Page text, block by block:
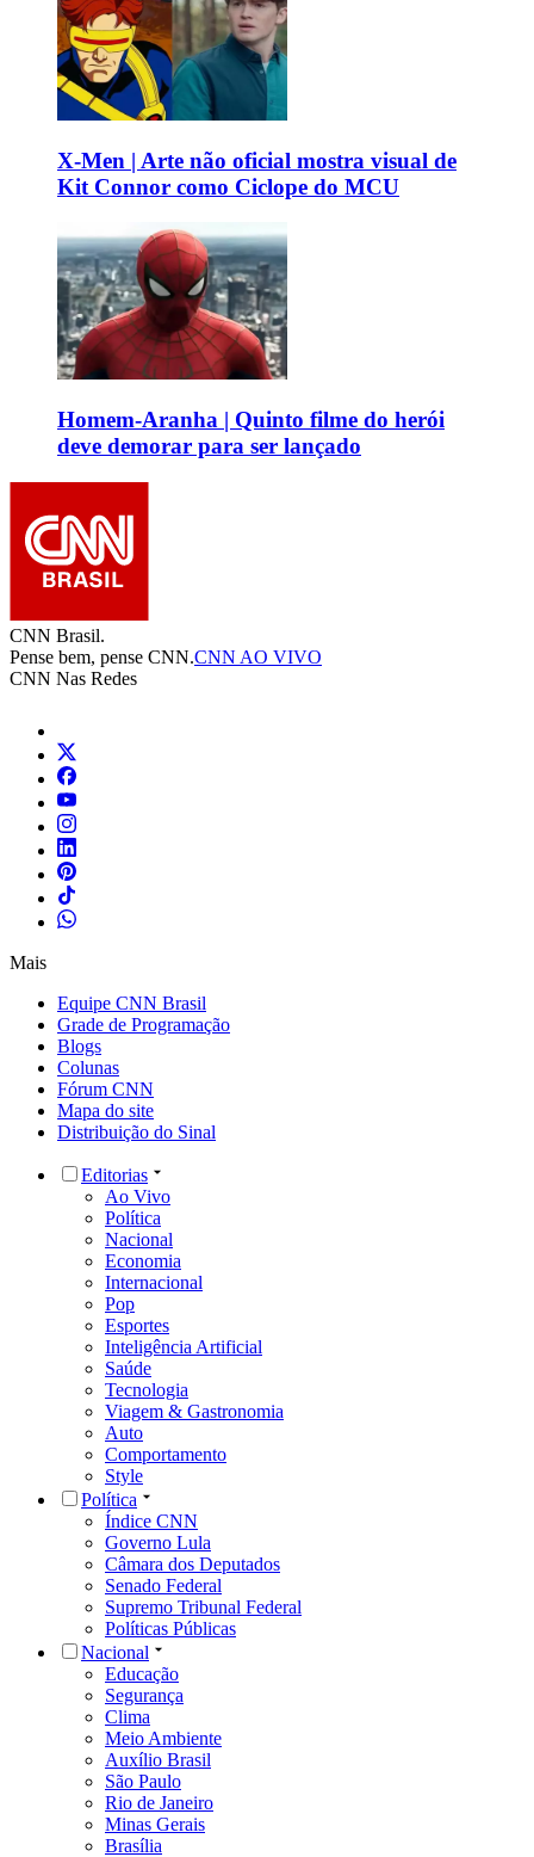
X-Men | Arte não oficial mostra visual de
Kit Connor como Ciclope do MCU
Homem-Aranha | Quinto filme do herói
deve demorar para ser lançado
CNN Brasil.
Pense bem, pense CNN.CNN AO VIVO
CNN Nas Redes
Mais
Equipe CNN Brasil
Grade de Programação
Blogs
Colunas
Fórum CNN
Mapa do site
Distribuição do Sinal
Editorias
Ao Vivo
Política
Nacional
Economia
Internacional
Pop
Esportes
Inteligência Artificial
Saúde
Tecnologia
Viagem & Gastronomia
Auto
Comportamento
Style
Política
Índice CNN
Governo Lula
Câmara dos Deputados
Senado Federal
Supremo Tribunal Federal
Políticas Públicas
Nacional
Educação
Segurança
Clima
Meio Ambiente
Auxílio Brasil
São Paulo
Rio de Janeiro
Minas Gerais
Brasília